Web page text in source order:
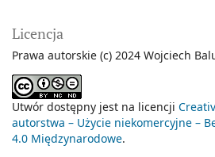
Licencja
Prawa autorskie (c) 2024 Wojciech
Utwór dostępny jest na licencji
autorstwa – Użycie niekomercyjne –
4.0 Międzynarodowe.